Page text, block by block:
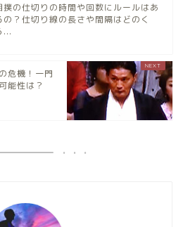
撲の仕切りの時間や回数にルールはあ
の？仕切り線の長さや間隔はどのく
...
危機！一門
能性は？